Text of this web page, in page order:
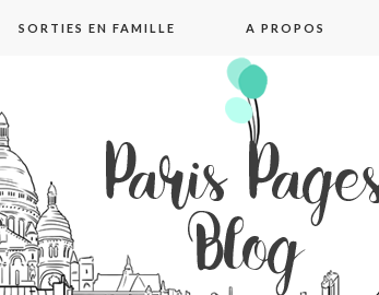
SORTIES EN FAMILLE A PROPOS
blog